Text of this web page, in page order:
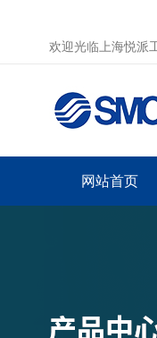
欢迎光临上海悦派
网站首页